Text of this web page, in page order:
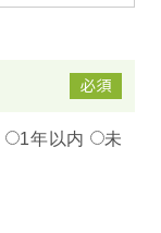
必須
1年以内
未